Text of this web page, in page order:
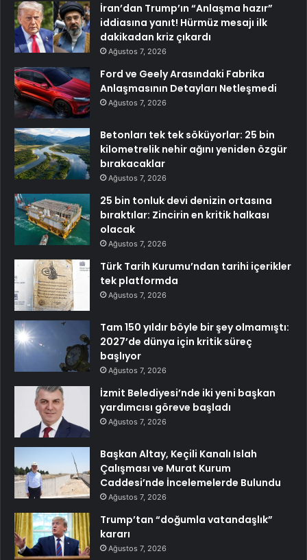
İran’dan Trump’ın “Anlaşma hazır”
iddiasına yanıt! Hürmüz mesajı ilk
dakikadan kriz çıkardı
Ağustos 7, 2026
Ford ve Geely Arasındaki Fabrika
Anlaşmasının Detayları Netleşmedi
Ağustos 7, 2026
Betonları tek tek söküyorlar: 25 bin
kilometrelik nehir ağını yeniden özgür
bırakacaklar
Ağustos 7, 2026
25 bin tonluk devi denizin ortasına
bıraktılar: Zincirin en kritik halkası
olacak
Ağustos 7, 2026
Türk Tarih Kurumu’ndan tarihi içerikler
tek platformda
Ağustos 7, 2026
Tam 150 yıldır böyle bir şey olmamıştı:
2027’de dünya için kritik süreç
başlıyor
Ağustos 7, 2026
İzmit Belediyesi’nde iki yeni başkan
yardımcısı göreve başladı
Ağustos 7, 2026
Başkan Altay, Keçili Kanalı Islah
Çalışması ve Murat Kurum
Caddesi’nde İncelemelerde Bulundu
Ağustos 7, 2026
Trump’tan “doğumla vatandaşlık”
kararı
Ağustos 7, 2026